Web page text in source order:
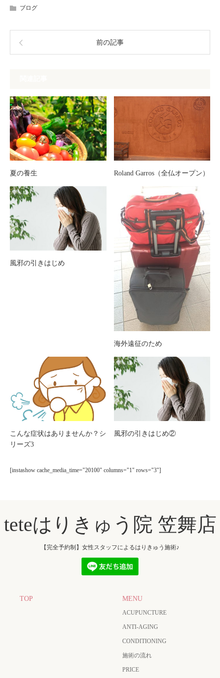
ブログ
前の記事
夏の養生 Roland Garros（全仏オープン）
風邪の引きはじめ
海外遠征のため
こんな症状はありませんか？シ
リーズ3
風邪の引きはじめ②
[instashow cache_media_time="20100" columns="1" rows="3"]
teteはりきゅう院 笠舞店
【完全予約制】女性スタッフによるはりきゅう施術♪
TOP MENU
ACUPUNCTURE
ANTI-AGING
CONDITIONING
施術の流れ
PRICE